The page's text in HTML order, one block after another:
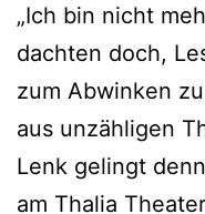
„Ich bin nicht
dachten doch,
zum Abwinken
aus unzähligen
Lenk gelingt
am Thalia